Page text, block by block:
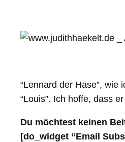
“Lennard der Hase”,
“Louis”. Ich hoffe, dass
Du möchtest keinen
[do_widget “Email